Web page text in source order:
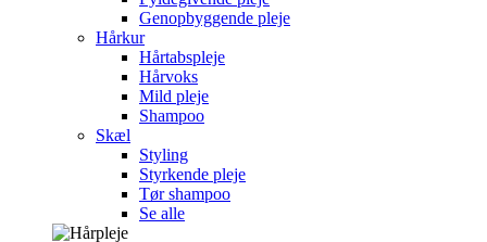
Genopbyggende pleje
Hårkur
Hårtabspleje
Hårvoks
Mild pleje
Shampoo
Skæl
Styling
Styrkende pleje
Tør shampoo
Se alle